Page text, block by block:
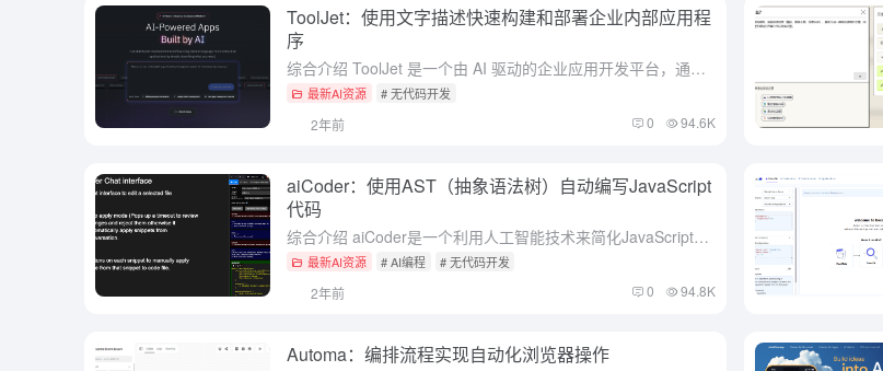
ToolJet：使用文字描述快速构建和部署企业内部应用程
序
综合介绍 ToolJet 是一个由 AI 驱动的企业应用开发平台，通过简单的自然语言描述即可创建自定义 AI 应用和代理。用户只需描述所需的应用，ToolJet 即可完成 UI、数据库和查询等所有设置...
最新AI资源 # 无代码开发
2年前 0 94.6K
aiCoder：使用AST（抽象语法树）自动编写JavaScript
代码
综合介绍 aiCoder是一个利用人工智能技术来简化JavaScript库开发的工具。它通过智能代码建议和自动化代码合并，帮助开发者节省时间，提高代码质量。aiCoder的独特之处在于其使用抽象语法树...
最新AI资源 # AI编程 # 无代码开发
2年前 0 94.8K
Automa：编排流程实现自动化浏览器操作